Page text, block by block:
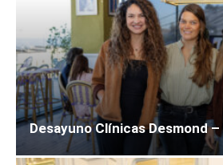
Desayuno Clínicas Desmond